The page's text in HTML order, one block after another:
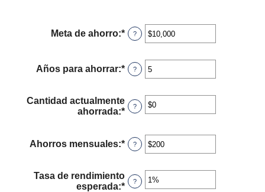
Meta de ahorro:* Ingresa
un
entre
$100
$10,000,000
?
Años para ahorrar:* Ingresa
un
entre
1
?
Cantidad actualmente
ahorrada:* Ingresa
monto
entre
$0
$10,000,000
?
Ahorros mensuales:* Ingresa
un
entre
$1
?
Tasa de rendimiento
esperada:* Ingresa
?